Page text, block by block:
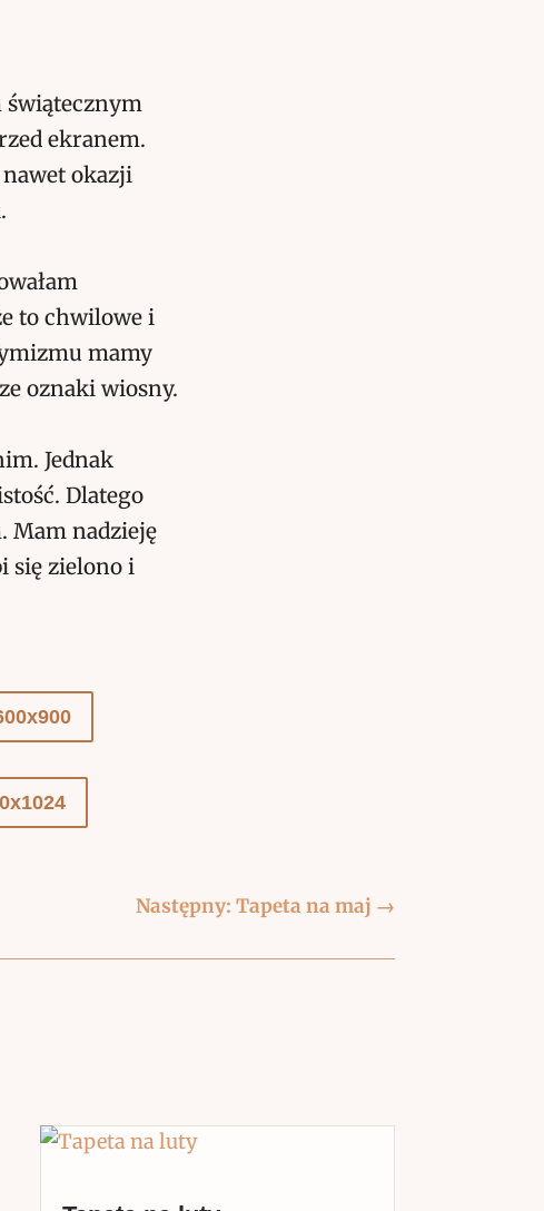
świątecznym
ekranem.
okazji
to chwilowe i
mamy
oznaki wiosny.
Jednak
Dlatego
Mam nadzieję
się zielono i
Następny: Tapeta na maj →